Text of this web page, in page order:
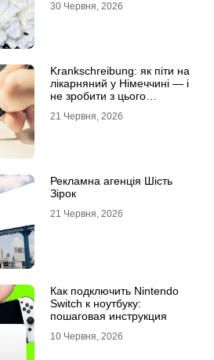
30 Червня, 2026
Krankschreibung: як піти на
лікарняний у Німеччині — і
не зробити з цього
21 Червня, 2026
Рекламна агенція Шість
Зірок
21 Червня, 2026
Как подключить Nintendo
Switch к ноутбуку:
пошаговая инструкция
10 Червня, 2026